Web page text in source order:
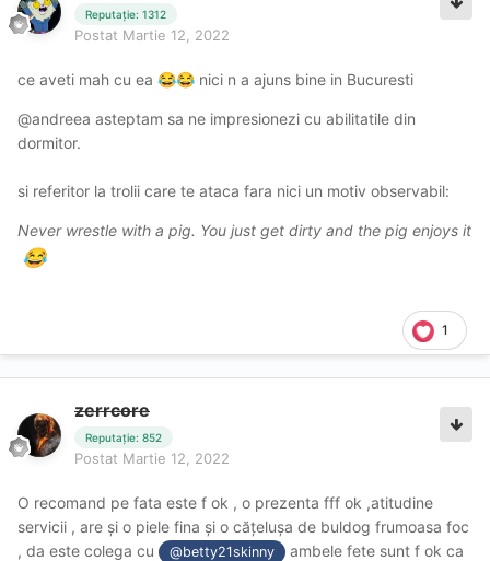
Reputație: 1312
Postat Martie 12, 2022
ce aveti mah cu ea 😂😂 nici n a ajuns bine in Bucuresti
@andreea asteptam sa ne impresionezi cu abilitatile din
dormitor.
si referitor la trolii care te ataca fara nici un motiv observabil:
Never wrestle with a pig. You just get dirty and the pig enjoys it
😂
1
zerrcore
Reputație: 852
Postat Martie 12, 2022
O recomand pe fata este f ok , o prezenta fff ok ,atitudine
servicii , are și o piele fina și o cățelușa de buldog frumoasa foc
, da este colega cu
@betty21skinny
ambele fete sunt f ok ca